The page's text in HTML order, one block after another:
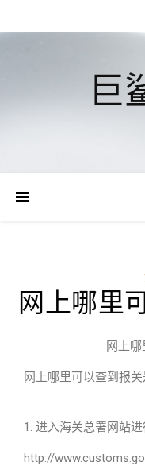
巨
网上哪里
网上哪
网上哪里可以查到报关
1. 进入海关总署网站
http://